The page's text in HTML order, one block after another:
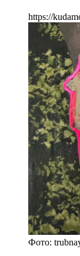
https://
Фото: